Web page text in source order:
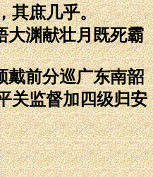
其庶几乎。
大渊献壮月既死霸
戴前分巡广东南韶
关监督加四级归安